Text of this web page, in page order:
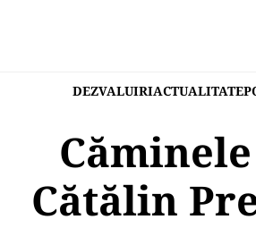
DEZVALUIRIACTUALITATE
Cătălin